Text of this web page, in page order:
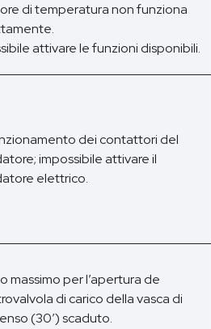
di temperatura non funziona
attivare le funzioni disponibili.
dei contattori del
impossibile attivare il
elettrico.
massimo per l’apertura de
di carico della vasca di
(30’) scaduto.